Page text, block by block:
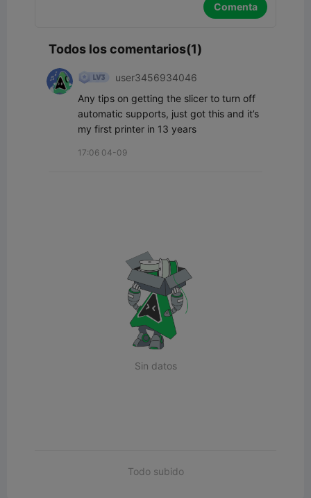
Comenta
Todos los comentarios(1)
user3456934046
Any tips on getting the slicer to turn off
automatic supports, just got this and it’s
my first printer in 13 years
17:06 04-09
Sin datos
Todo subido